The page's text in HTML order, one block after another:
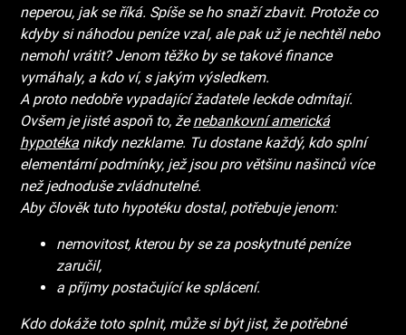
neperou, jak se říká. Spíše se ho snaží zbavit. Protože co
kdyby si náhodou peníze vzal, ale pak už je nechtěl nebo
nemohl vrátit? Jenom těžko by se takové finance
vymáhaly, a kdo ví, s jakým výsledkem.
A proto nedobře vypadající žadatele leckde odmítají.
Ovšem je jisté aspoň to, ženebankovní americká
hypotéka nikdy nezklame. Tu dostane každý, kdo splní
elementární podmínky, jež jsou pro většinu našinců více
než jednoduše zvládnutelné.
Aby člověk tuto hypotéku dostal, potřebuje jenom:
nemovitost, kterou by se za poskytnuté peníze
zaručil,
a příjmy postačující ke splácení.
Kdo dokáže toto splnit, může si být jist, že potřebné